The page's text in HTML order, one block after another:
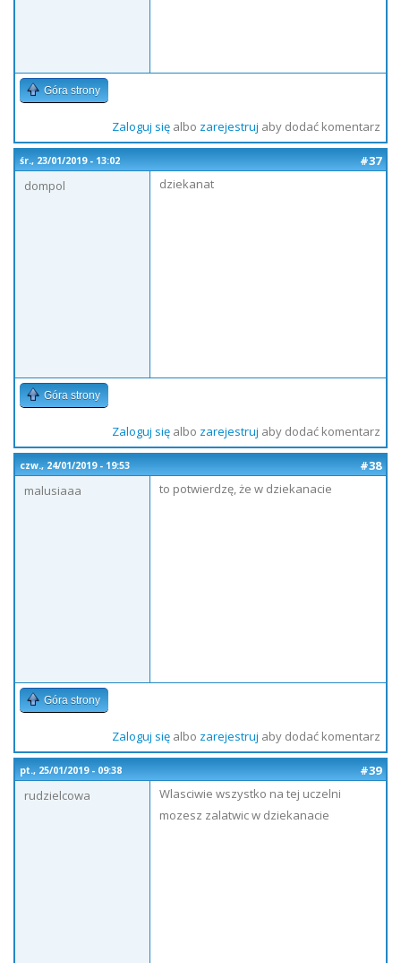
Góra strony
Zaloguj sięalbo zarejestruj aby dodać komentarz
śr., 23/01/2019 - 13:02
#37
dompol
dziekanat
Góra strony
Zaloguj sięalbo zarejestruj aby dodać komentarz
czw., 24/01/2019 - 19:53
#38
malusiaaa
to potwierdzę, że w dziekanacie
Góra strony
Zaloguj sięalbo zarejestruj aby dodać komentarz
pt., 25/01/2019 - 09:38
#39
rudzielcowa
Wlasciwie wszystko na tej uczelni
mozesz zalatwic w dziekanacie